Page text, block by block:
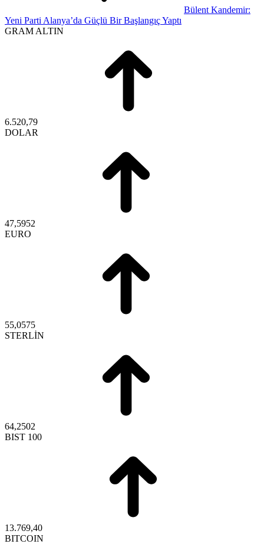
Bülent Kandemir:
Yeni Parti Alanya’da Güçlü Bir Başlangıç Yaptı
GRAM ALTIN
6.520,79
DOLAR
47,5952
EURO
55,0575
STERLİN
64,2502
BIST 100
13.769,40
BITCOIN